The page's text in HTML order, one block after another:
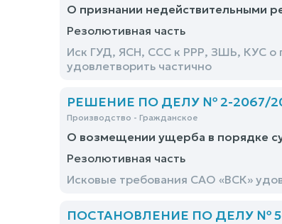
О признании недействительными
Резолютивная часть
Иск ГУД, ЯСН, ССС к РРР, ЗШЬ, КУС о
удовлетворить частично
РЕШЕНИЕ ПО ДЕЛУ № 2-2067/
Производство - Гражданское
О возмещении ущерба в порядке
Резолютивная часть
Исковые требования САО «ВСК»
ПОСТАНОВЛЕНИЕ ПО ДЕЛУ № 5-